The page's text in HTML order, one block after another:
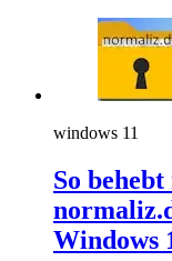
windows 11
So
Windows